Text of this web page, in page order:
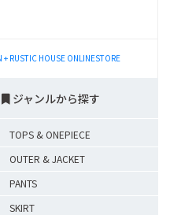
ジャンルから探す
TOPS & ONEPIECE
OUTER & JACKET
PANTS
SKIRT